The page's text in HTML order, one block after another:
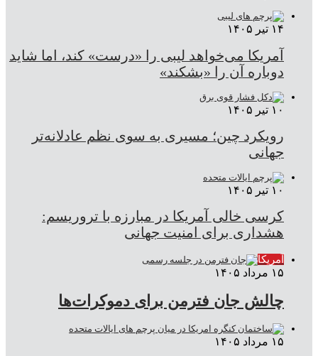
۱۴ تیر ۱۴۰۵
آمریکا می‌خواهد لیبی را «درست» کند، اما شاید
دوباره آن را «بشکند»
۱۰ تیر ۱۴۰۵
رویکرد چین؛ مسیری به سوی نظم عادلانه‌تر
جهانی
۱۰ تیر ۱۴۰۵
کرسی خالی آمریکا در مبارزه با تروریسم:
هشداری برای امنیت جهانی
آمریکا
۱۵ مرداد ۱۴۰۵
چالش جان فترمن برای دموکرات‌ها
۱۵ مرداد ۱۴۰۵